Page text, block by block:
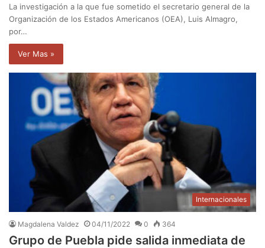
La investigación a la que fue sometido el secretario general de la
Organización de los Estados Americanos (OEA), Luis Almagro,
por…
Ver Mas »
Internacionales
Magdalena Valdez 04/11/2022 0 364
Grupo de Puebla pide salida inmediata de